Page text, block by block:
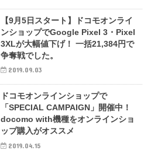
【9月5日スタート】ドコモオンライ
ンショップでGoogle Pixel 3・Pixel
3XLが大幅値下げ！ 一括21,384円で
争奪戦でした。
2019.09.03
ドコモオンラインショップで
「SPECIAL CAMPAIGN」開催中！
docomo with機種をオンラインショ
ップ購入がオススメ
2019.04.15